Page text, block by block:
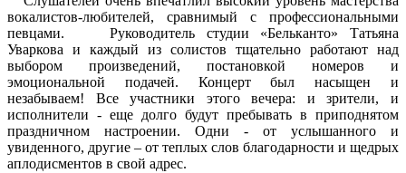
вокалистов-любителей, сравнимый с профессиональными
певцами. Руководитель студии «Бельканто» Татьяна
Уваркова и каждый из солистов тщательно работают над
выбором произведений, постановкой номеров и
эмоциональной подачей. Концерт был насыщен и
незабываем! Все участники этого вечера: и зрители, и
исполнители - еще долго будут пребывать в приподнятом
праздничном настроении. Одни - от услышанного и
увиденного, другие – от теплых слов благодарности и щедрых
аплодисментов в свой адрес.